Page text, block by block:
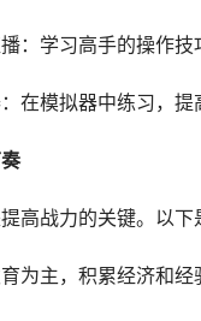
：学习高手的操作技
在模拟器中练习，提
高战力的关键。以下
为主，积累经济和经